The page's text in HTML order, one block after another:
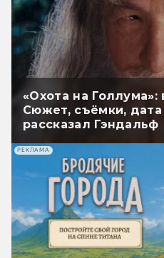
«Охота на Голлума»:
Сюжет, съёмки,
рассказал Гэндальф
РЕКЛАМА